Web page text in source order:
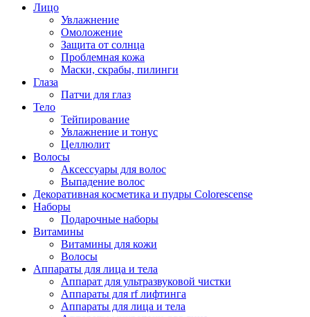
Лицо
Увлажнение
Омоложение
Защита от солнца
Проблемная кожа
Маски, скрабы, пилинги
Глаза
Патчи для глаз
Тело
Тейпирование
Увлажнение и тонус
Целлюлит
Волосы
Аксессуары для волос
Выпадение волос
Декоративная косметика и пудры Colorescense
Наборы
Подарочные наборы
Витамины
Витамины для кожи
Волосы
Аппараты для лица и тела
Аппарат для ультразвуковой чистки
Аппараты для rf лифтинга
Аппараты для лица и тела